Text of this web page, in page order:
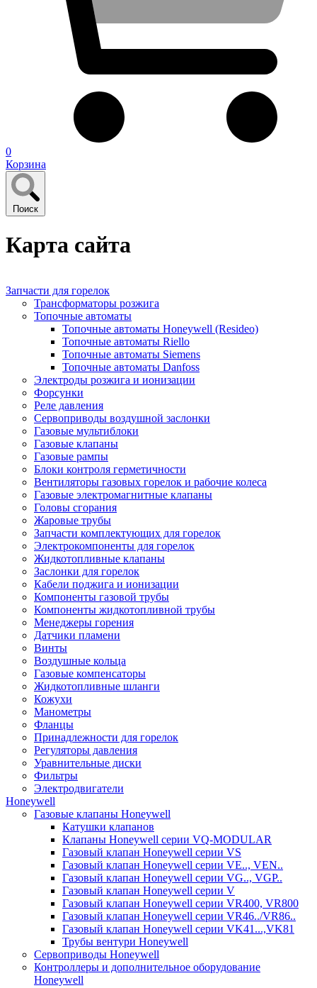
0
Корзина
Поиск
Карта сайта
Запчасти для горелок
Трансформаторы розжига
Топочные автоматы
Топочные автоматы Honeywell (Resideo)
Топочные автоматы Riello
Топочные автоматы Siemens
Топочные автоматы Danfoss
Электроды розжига и ионизации
Форсунки
Реле давления
Сервоприводы воздушной заслонки
Газовые мультиблоки
Газовые клапаны
Газовые рампы
Блоки контроля герметичности
Вентиляторы газовых горелок и рабочие колеса
Газовые электромагнитные клапаны
Головы сгорания
Жаровые трубы
Запчасти комплектующих для горелок
Электрокомпоненты для горелок
Жидкотопливные клапаны
Заслонки для горелок
Кабели поджига и ионизации
Компоненты газовой трубы
Компоненты жидкотопливной трубы
Менеджеры горения
Датчики пламени
Винты
Воздушные кольца
Газовые компенсаторы
Жидкотопливные шланги
Кожухи
Манометры
Фланцы
Принадлежности для горелок
Регуляторы давления
Уравнительные диски
Фильтры
Электродвигатели
Honeywell
Газовые клапаны Honeywell
Катушки клапанов
Клапаны Honeywell серии VQ-MODULAR
Газовый клапан Honeywell серии VS
Газовый клапан Honeywell серии VE.., VEN..
Газовый клапан Honeywell серии VG.., VGP..
Газовый клапан Honeywell серии V
Газовый клапан Honeywell серии VR400, VR800
Газовый клапан Honeywell серии VR46../VR86..
Газовый клапан Honeywell серии VK41...,VK81
Трубы вентури Honeywell
Сервоприводы Honeywell
Контроллеры и дополнительное оборудование
Honeywell